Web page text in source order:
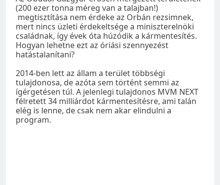
(200 ezer tonna méreg van a talajban!)
megtisztítása nem érdeke az Orbán rezsimnek,
mert nincs üzleti érdekeltsége a miniszterelnöki
családnak, így évek óta húzódik a kármentesítés.
Hogyan lehetne ezt az óriási szennyezést
hatástalanítani?
2014-ben lett az állam a terület többségi
tulajdonosa, de azóta sem történt semmi az
ígérgetésen túl. A jelenlegi tulajdonos MVM NEXT
félretett 34 milliárdot kármentesítésre, ami talán
elég is lenne, de csak nem akar elindulni a
program.